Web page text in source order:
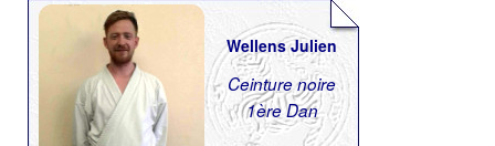
Wellens Julien
Ceinture noire
1ère Dan